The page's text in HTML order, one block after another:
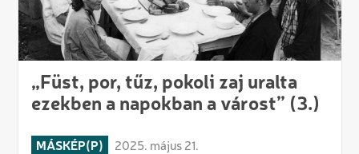
„Füst, por, tűz, pokoli zaj uralta
ezekben a napokban a várost” (3.)
MÁSKÉP(P) 2025. május 21.